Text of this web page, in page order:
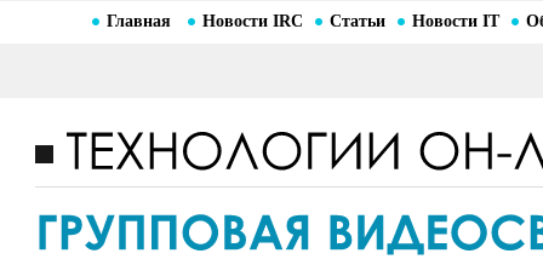
Главная Новости IRC Статьи Новости IT